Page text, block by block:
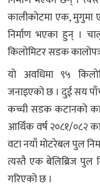
कालीकोटमा एक,
निर्माण भएका हुन् ।
किलोमिटर सडक
यो अवधिमा ९५
जनाइएको छ । दुई सय
कच्ची सडक कटानको
आर्थिक वर्ष २०८१/०८२
वटा नयाँ मोटरेबल पुल
त्यस्तै एक बेलिब्रिज पुल
गरिएको छ ।